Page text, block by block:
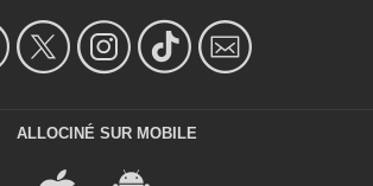
ALLOCINÉ SUR MOBILE